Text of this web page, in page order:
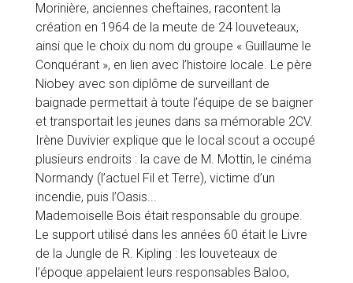
Morinière, anciennes cheftaines, racontent la
création en 1964 de la meute de 24 louveteaux,
ainsi que le choix du nom du groupe « Guillaume le
Conquérant », en lien avec l’histoire locale. Le père
Niobey avec son diplôme de surveillant de
baignade permettait à toute l’équipe de se baigner
et transportait les jeunes dans sa mémorable 2CV.
Irène Duvivier explique que le local scout a occupé
plusieurs endroits : la cave de M. Mottin, le cinéma
Normandy (l’actuel Fil et Terre), victime d’un
incendie, puis l’Oasis...
Mademoiselle Bois était responsable du groupe.
Le support utilisé dans les années 60 était le Livre
de la Jungle de R. Kipling : les louveteaux de
l’époque appelaient leurs responsables Baloo,